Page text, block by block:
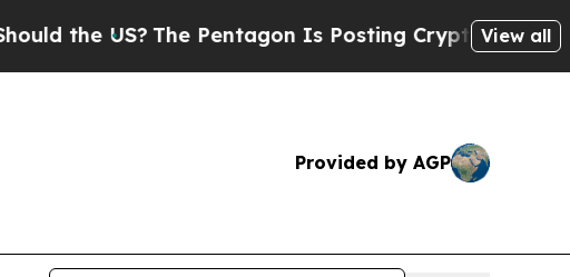
US?The Pentagon Is Posting Cryptic BiblicalView all
Provided by AGP